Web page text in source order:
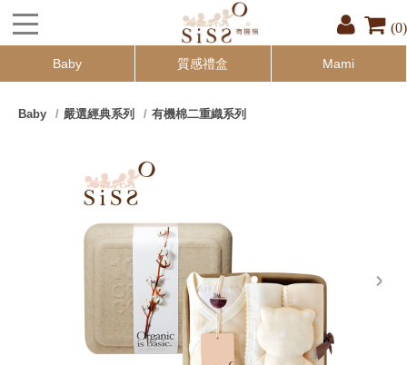
(0)
Baby 質感禮盒 Mami
Baby 嚴選經典系列 有機棉二重織系列
next